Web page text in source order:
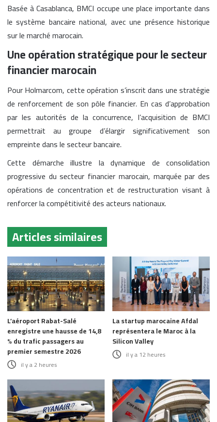
Basée à Casablanca, BMCI occupe une place importante dans
le système bancaire national, avec une présence historique
sur le marché marocain.
Une opération stratégique pour le secteur
financier marocain
Pour Holmarcom, cette opération s’inscrit dans une stratégie
de renforcement de son pôle financier. En cas d’approbation
par les autorités de la concurrence, l’acquisition de BMCI
permettrait au groupe d’élargir significativement son
empreinte dans le secteur bancaire.
Cette démarche illustre la dynamique de consolidation
progressive du secteur financier marocain, marquée par des
opérations de concentration et de restructuration visant à
renforcer la compétitivité des acteurs nationaux.
Articles similaires
L’aéroport Rabat-Salé
enregistre une hausse de 14,8
% du trafic passagers au
premier semestre 2026
il y a 2 heures
La startup marocaine Afdal
représentera le Maroc à la
Silicon Valley
il y a 12 heures